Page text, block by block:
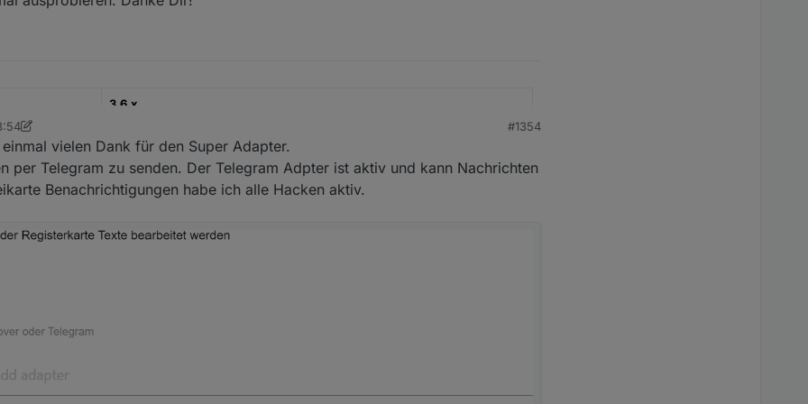
3.6.x
https://github.com/misanorot/ioBroker.alarm
#1354
vielen Dank für den Super Adapter.
per Telegram zu senden. Der Telegram Adpter ist aktiv und kann Nachrichten
Benachrichtigungen habe ich alle Hacken aktiv.